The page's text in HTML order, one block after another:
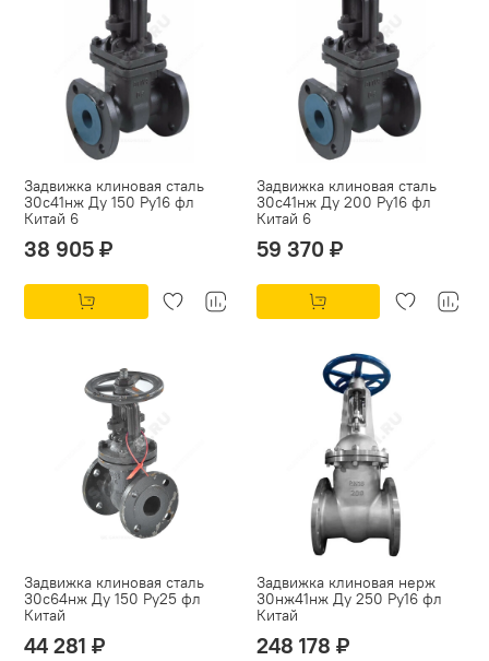
Задвижка клиновая сталь
30с41нж Ду 150 Ру16 фл
Китай 6
38 905 ₽
Задвижка клиновая сталь
30с41нж Ду 200 Ру16 фл
Китай 6
59 370 ₽
Задвижка клиновая сталь
30с64нж Ду 150 Ру25 фл
Китай
44 281 ₽
Задвижка клиновая нерж
30нж41нж Ду 250 Ру16 фл
Китай
248 178 ₽